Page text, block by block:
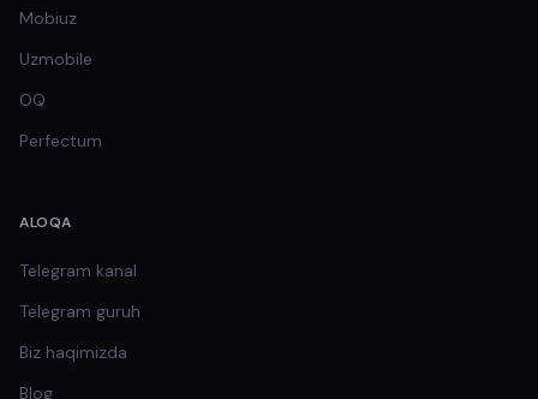
Mobiuz
Uzmobile
OQ
Perfectum
ALOQA
Telegram kanal
Telegram guruh
Biz haqimizda
Blog